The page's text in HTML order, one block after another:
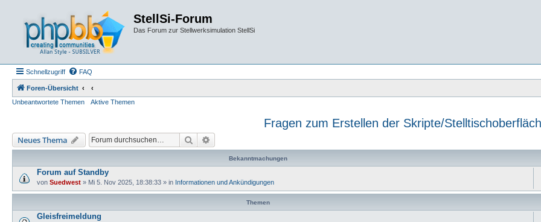
StellSi-Forum
Das Forum zur Stellwerksimulation StellSi
Schnellzugriff FAQ
Foren-Übersicht
Unbeantwortete Themen
Aktive Themen
Fragen zum Erstellen der Skripte/
Neues Thema Suche
Bekanntmachungen
Forum auf Standby
von Suedwest » Mi 5. Nov 2025, 18:38:33 » in Informationen und Ankündigungen
Themen
Gleisfreimeldung